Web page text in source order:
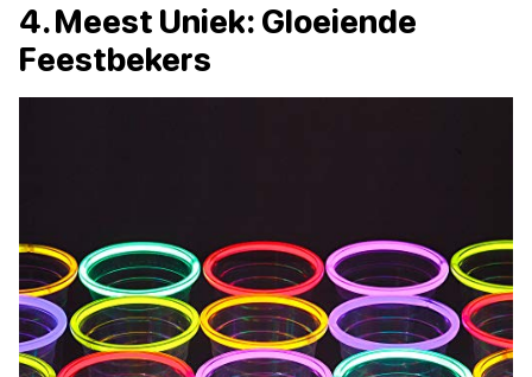
4. Meest Uniek: Gloeiende
Feestbekers